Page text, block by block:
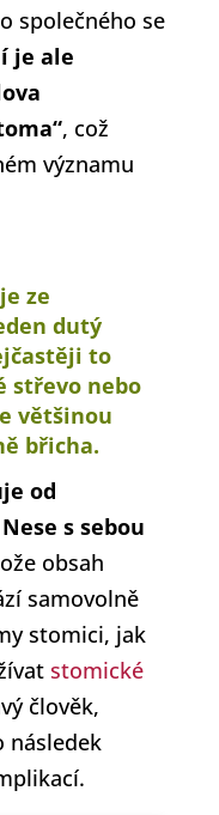
společného se
je ale
, což
významu
ze
dutý
to
střevo nebo
většinou
břicha.
od
Nese s sebou
obsah
samovolně
stomici, jak
stomické
člověk,
následek